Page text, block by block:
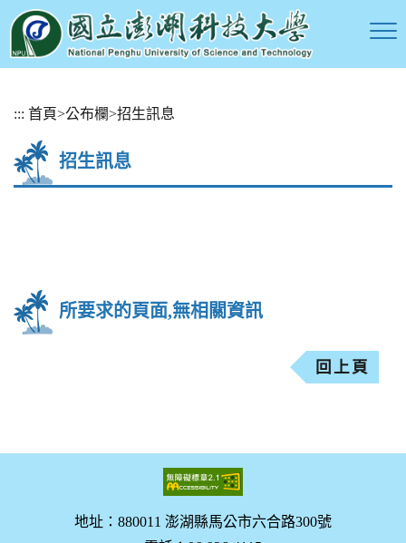
::: 首頁>公布欄>招生訊息
招生訊息
所要求的頁面,無相關資訊
回上頁
地址：880011 澎湖縣馬公市六合路300號